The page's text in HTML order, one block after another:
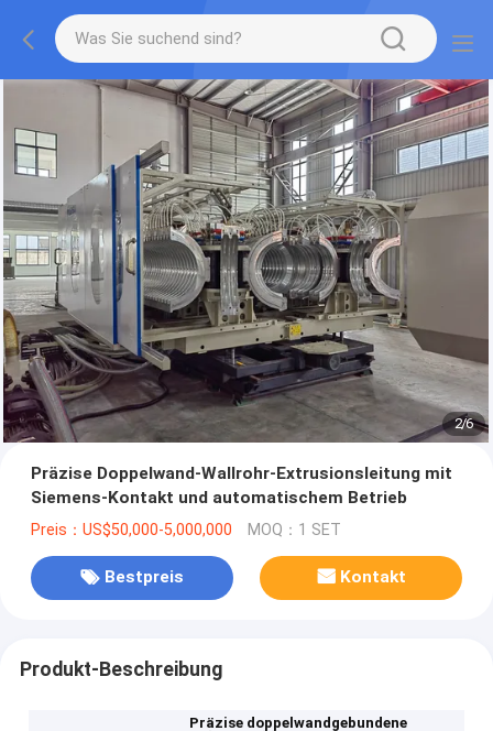
2/6
Präzise Doppelwand-Wallrohr-Extrusionsleitung mit
Siemens-Kontakt und automatischem Betrieb
Preis：US$50,000-5,000,000 MOQ：1 SET
Bestpreis Kontakt
Produkt-Beschreibung
Präzise doppelwandgebundene